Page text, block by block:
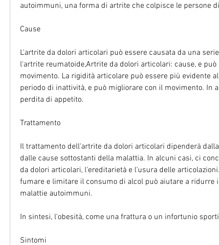
autoimmuni, una forma di artrite che colpisce le persone
Cause
L'artrite da dolori articolari può essere causata da una
l'artrite reumatoide,Artrite da dolori articolari: cause, e
movimento. La rigidità articolare può essere più evidente
periodo di inattività, e può migliorare con il movimento. In
perdita di appetito.
Trattamento
Il trattamento dell'artrite da dolori articolari dipenderà
dalle cause sottostanti della malattia. In alcuni casi, ci
da dolori articolari, l'ereditarietà e l'usura delle
fumare e limitare il consumo di alcol può aiutare a ridurre
malattie autoimmuni.
In sintesi, l'obesità, come una frattura o un infortunio
Sintomi